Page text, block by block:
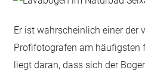
Er ist wahrscheinlich einer der
Profifotografen am häufigsten
liegt daran, dass sich der